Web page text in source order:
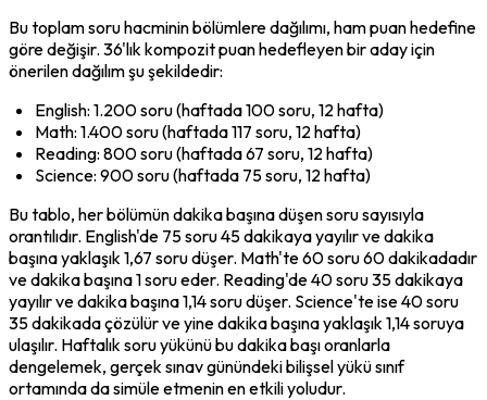
Bu toplam soru hacminin bölümlere dağılımı, ham puan hedefine
göre değişir. 36'lık kompozit puan hedefleyen bir aday için
önerilen dağılım şu şekildedir:
English: 1.200 soru (haftada 100 soru, 12 hafta)
Math: 1.400 soru (haftada 117 soru, 12 hafta)
Reading: 800 soru (haftada 67 soru, 12 hafta)
Science: 900 soru (haftada 75 soru, 12 hafta)
Bu tablo, her bölümün dakika başına düşen soru sayısıyla
orantılıdır. English'de 75 soru 45 dakikaya yayılır ve dakika
başına yaklaşık 1,67 soru düşer. Math'te 60 soru 60 dakikadadır
ve dakika başına 1 soru eder. Reading'de 40 soru 35 dakikaya
yayılır ve dakika başına 1,14 soru düşer. Science'te ise 40 soru
35 dakikada çözülür ve yine dakika başına yaklaşık 1,14 soruya
ulaşılır. Haftalık soru yükünü bu dakika başı oranlarla
dengelemek, gerçek sınav günündeki bilişsel yükü sınıf
ortamında da simüle etmenin en etkili yoludur.